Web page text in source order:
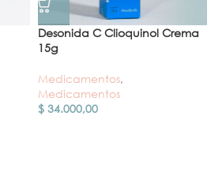
Desonida C Clioquinol Crema
15g
Medicamentos,
Medicamentos
$ 34.000,00